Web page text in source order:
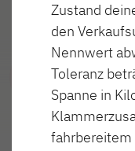
Zustand
den
Nennwert
Toleranz
Spanne in
fahrbereitem